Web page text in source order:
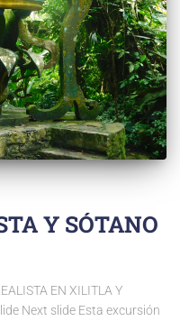
Y SÓTANO
EN XILITLA Y
Next slide Esta excursión